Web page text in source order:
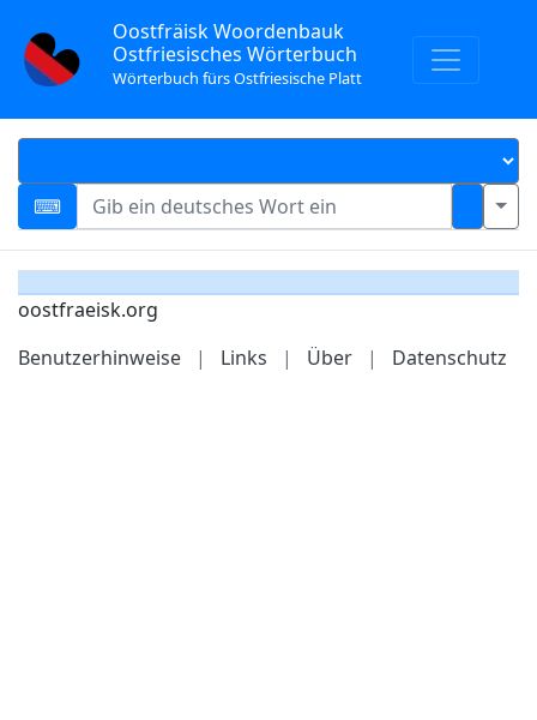
Oostfräisk Woordenbauk
Ostfriesisches Wörterbuch
Wörterbuch fürs Ostfriesische Platt
oostfraeisk.org
Benutzerhinweise
| Links | Über | Datenschutz